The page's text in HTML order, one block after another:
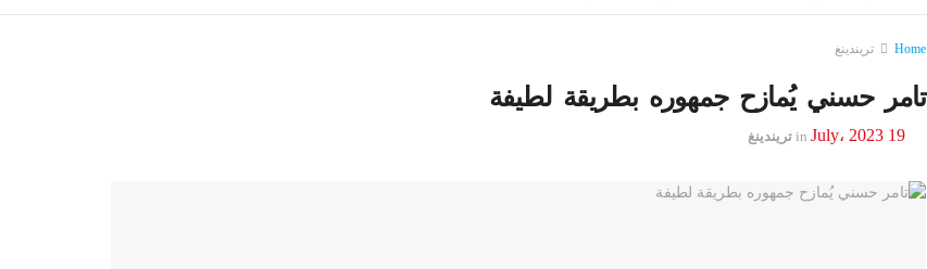
Home تريندينغ
تامر حسني يُمازح جمهوره بطريقة لطيفة
19 July، 2023 in تريندينغ